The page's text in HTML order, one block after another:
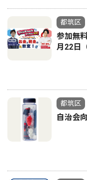
都筑区
参加無
月22日
都筑区
自治会